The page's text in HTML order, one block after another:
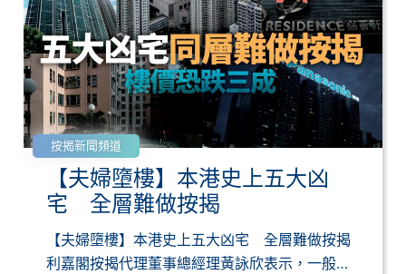
按揭新聞頻道
【夫婦墮樓】本港史上五大凶
宅 全層難做按揭
【夫婦墮樓】本港史上五大凶宅 全層難做按揭
利嘉閣按揭代理董事總經理黃詠欣表示，一般而